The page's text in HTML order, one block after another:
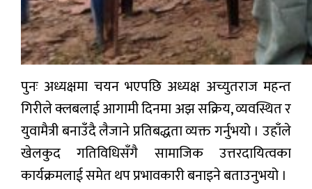
पुनः अध्यक्षमा चयन भएपछि अध्यक्ष अच्युतराज महन्त
गिरीले क्लबलाई आगामी दिनमा अझ सक्रिय, व्यवस्थित र
युवामैत्री बनाउँदै लैजाने प्रतिबद्धता व्यक्त गर्नुभयो । उहाँले
खेलकुद गतिविधिसँगै सामाजिक उत्तरदायित्वका
कार्यक्रमलाई समेत थप प्रभावकारी बनाइने बताउनुभयो ।